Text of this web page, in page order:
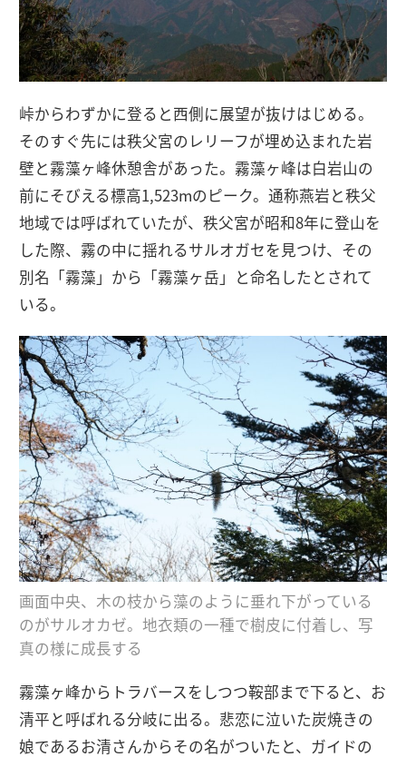
峠からわずかに登ると西側に展望が抜けはじめる。
そのすぐ先には秩父宮のレリーフが埋め込まれた岩
壁と霧藻ヶ峰休憩舎があった。霧藻ヶ峰は白岩山の
前にそびえる標高1,523mのピーク。通称燕岩と秩父
地域では呼ばれていたが、秩父宮が昭和8年に登山を
した際、霧の中に揺れるサルオガセを見つけ、その
別名「霧藻」から「霧藻ヶ岳」と命名したとされて
いる。
画面中央、木の枝から藻のように垂れ下がっている
のがサルオカゼ。地衣類の一種で樹皮に付着し、写
真の様に成長する
霧藻ヶ峰からトラバースをしつつ鞍部まで下ると、お
清平と呼ばれる分岐に出る。悲恋に泣いた炭焼きの
娘であるお清さんからその名がついたと、ガイドの